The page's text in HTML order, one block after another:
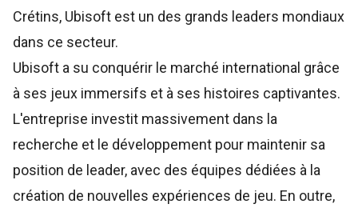
Crétins, Ubisoft est un des grands leaders mondiaux
dans ce secteur.
Ubisoft a su conquérir le marché international grâce
à ses jeux immersifs et à ses histoires captivantes.
L'entreprise investit massivement dans la
recherche et le développement pour maintenir sa
position de leader, avec des équipes dédiées à la
création de nouvelles expériences de jeu. En outre,